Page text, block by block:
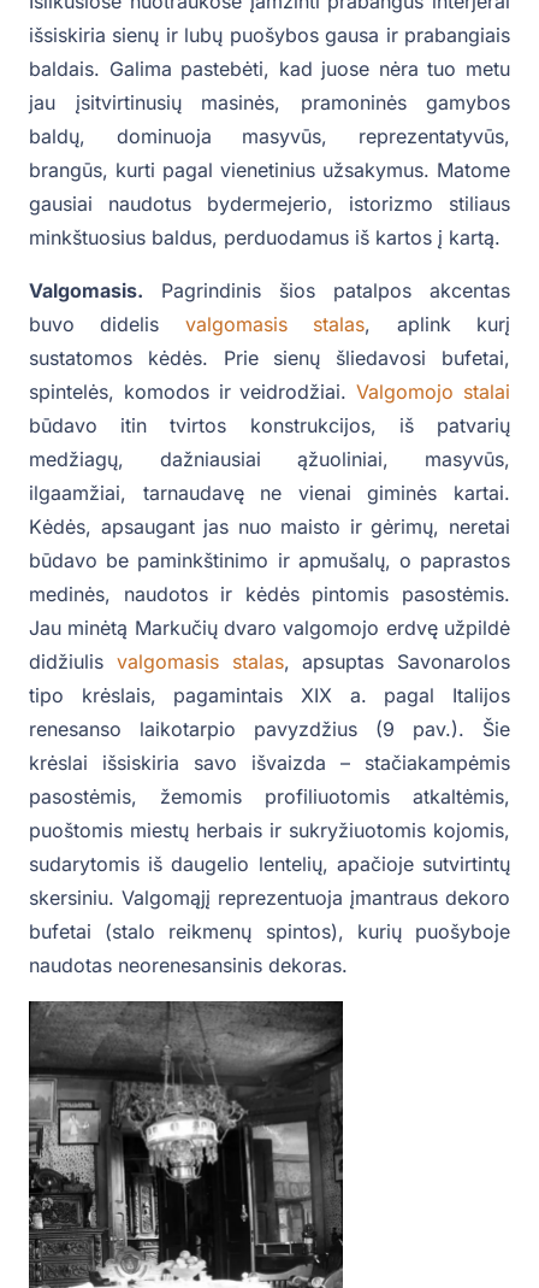
išsiskiria sienų ir lubų puošybos gausa ir prabangiais
baldais. Galima pastebėti, kad juose nėra tuo metu
jau įsitvirtinusių masinės, pramoninės gamybos
baldų, dominuoja masyvūs, reprezentatyvūs,
brangūs, kurti pagal vienetinius užsakymus. Matome
gausiai naudotus bydermejerio, istorizmo stiliaus
minkštuosius baldus, perduodamus iš kartos į kartą.
Valgomasis. Pagrindinis šios patalpos akcentas
buvo didelis valgomasis stalas, aplink kurį
sustatomos kėdės. Prie sienų šliedavosi bufetai,
spintelės, komodos ir veidrodžiai.Valgomojo stalai
būdavo itin tvirtos konstrukcijos, iš patvarių
medžiagų, dažniausiai ąžuoliniai, masyvūs,
ilgaamžiai, tarnaudavę ne vienai giminės kartai.
Kėdės, apsaugant jas nuo maisto ir gėrimų, neretai
būdavo be paminkštinimo ir apmušalų, o paprastos
medinės, naudotos ir kėdės pintomis pasostėmis.
Jau minėtą Markučių dvaro valgomojo erdvę užpildė
didžiulis valgomasis stalas, apsuptas Savonarolos
tipo krėslais, pagamintais XIX a. pagal Italijos
renesanso laikotarpio pavyzdžius (9 pav.). Šie
krėslai išsiskiria savo išvaizda – stačiakampėmis
pasostėmis, žemomis profiliuotomis atkaltėmis,
puoštomis miestų herbais ir sukryžiuotomis kojomis,
sudarytomis iš daugelio lentelių, apačioje sutvirtintų
skersiniu. Valgomąjį reprezentuoja įmantraus dekoro
bufetai (stalo reikmenų spintos), kurių puošyboje
naudotas neorenesansinis dekoras.